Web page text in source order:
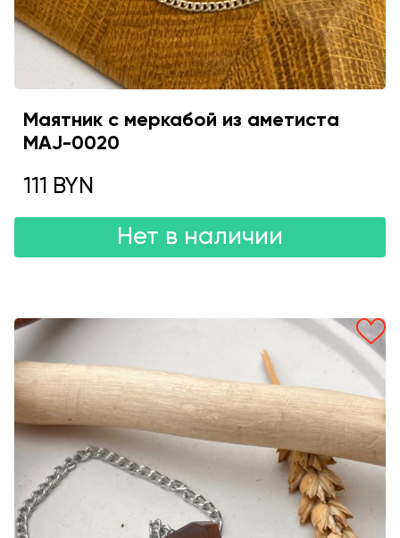
Маятник с меркабой из аметиста
MAJ-0020
111 BYN
Нет в наличии